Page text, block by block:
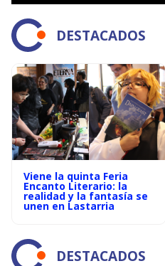
DESTACADOS
Viene la quinta Feria
Encanto Literario: la
realidad y la fantasía se
unen en Lastarria
DESTACADOS